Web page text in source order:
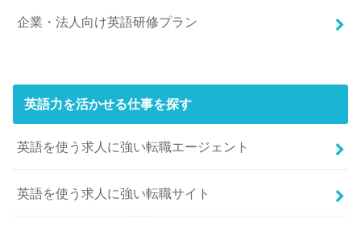
企業・法人向け英語研修プラン
英語力を活かせる仕事を探す
英語を使う求人に強い転職エージェント
英語を使う求人に強い転職サイト